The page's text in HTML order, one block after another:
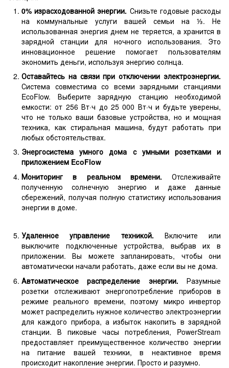
0% израсходованной энергии. Снизьте годовые расходы
на коммунальные услуги вашей семьи на ⅓. Не
использованная энергия днем ​​не теряется, а хранится в
зарядной станции для ночного использования. Это
инновационное решение помогает пользователям
экономить деньги, используя энергию солнца.
Оставайтесь на связи при отключении электроэнергии.
Система совместима со всеми зарядными станциями
EcoFlow. Выберите зарядную станцию ​​необходимой
емкости: от 256 Вт·ч до 25 000 Вт·ч и будьте уверены,
что не только ваши базовые устройства, но и мощная
техника, как стиральная машина, будут работать при
любых обстоятельствах.
Энергосистема умного дома с умными розетками и
приложением EcoFlow
Мониторинг в реальном времени. Отслеживайте
полученную солнечную энергию и даже данные
сбережений, получая полную статистику использования
энергии в доме.
Удаленное управление техникой. Включите или
выключите подключенные устройства, выбрав их в
приложении. Вы можете запланировать, чтобы они
автоматически начали работать, даже если вы не дома.
Автоматическое распределение энергии. Разумные
розетки отслеживают энергопотребление приборов в
режиме реального времени, поэтому микро инвертор
может распределить нужное количество электроэнергии
для каждого прибора, а избыток накопить в зарядной
станции. В пиковые часы потребления, PowerStream
предоставляет преимущественное количество энергии
на питание вашей техники, в неактивное время
происходит накопление энергии. Просто и разумно.